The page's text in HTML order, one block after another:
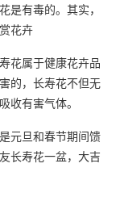
是有毒的。其实，
花卉
花属于健康花卉品
的，长寿花不但无
收有害气体。
元旦和春节期间馈
长寿花一盆，大吉